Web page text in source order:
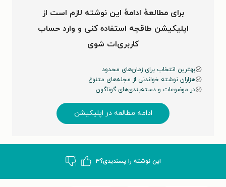
برای مطالعهٔ ادامهٔ این نوشته لازم است از
اپلیکیشن طاقچه استفاده کنی و وارد حساب
کاربری‌ات شوی
بهترین انتخاب برای زمان‌های محدود
هزاران نوشته خواندنی از مجله‌های متنوع
در موضوعات و دسته‌بندی‌های گوناگون
ادامه مطالعه در اپلیکیشن
این نوشته‌ را پسندیدی؟۳